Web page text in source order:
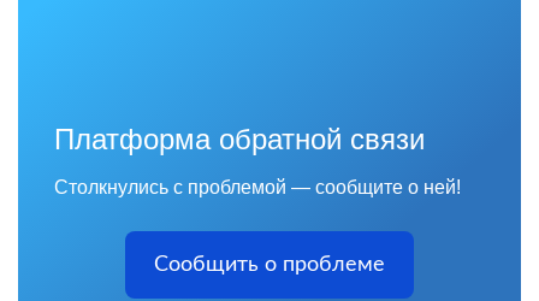
Платформа обратной связи
Столкнулись с проблемой — сообщите о ней!
Сообщить о проблеме